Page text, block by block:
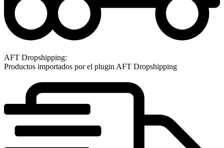
AFT Dropshipping:
Productos importados por el plugin AFT Dropshipping